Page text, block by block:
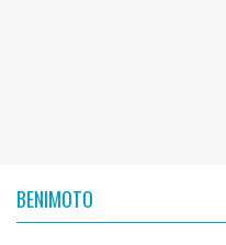
BENIMOTO